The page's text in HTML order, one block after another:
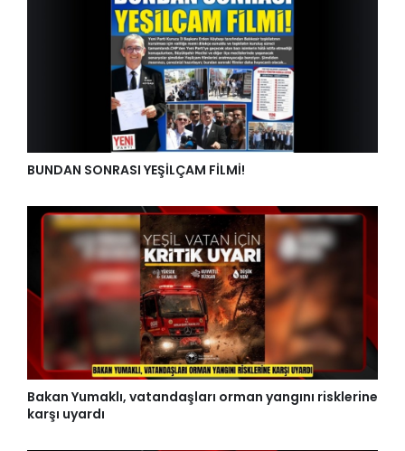
BUNDAN SONRASI YEŞİLÇAM FİLMİ!
Bakan Yumaklı, vatandaşları orman yangını risklerine
karşı uyardı